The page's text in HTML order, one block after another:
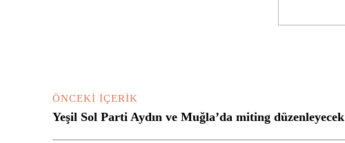
ÖNCEKI İÇERIK
Yeşil Sol Parti Aydın ve Muğla’da miting düzenleyecek